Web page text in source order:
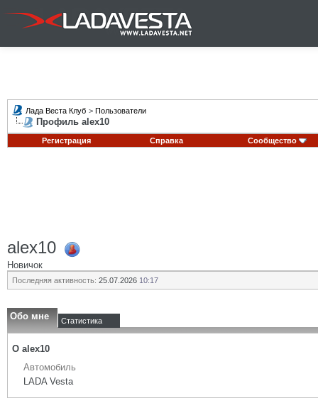
Лада Веста Клуб > Пользователи
Профиль alex10
Регистрация Справка Сообщество
alex10
Новичок
Последняя активность: 25.07.2026 10:17
Обо мне Статистика
О alex10
Автомобиль
LADA Vesta